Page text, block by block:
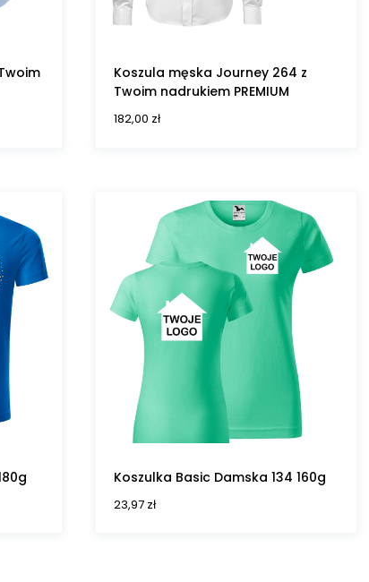
Koszula męska Journey 264 z
Twoim nadrukiem PREMIUM
182,00 zł
Koszulka Basic Damska 134 160g
23,97 zł